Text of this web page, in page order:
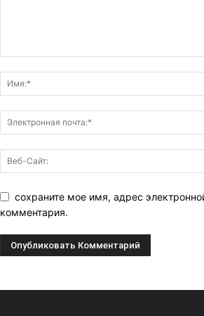
сохраните мое имя, адрес
комментария.